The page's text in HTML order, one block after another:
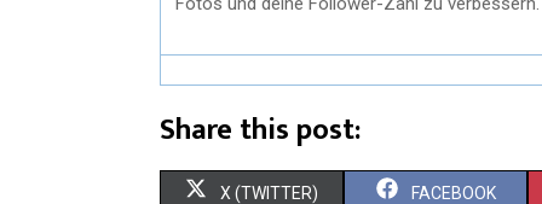
Share this post:
X (TWITTER) FACEBOOK